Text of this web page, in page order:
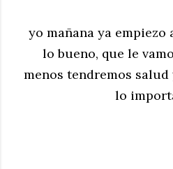
yo mañana ya empiezo
lo bueno, que le
menos tendremos salud
lo